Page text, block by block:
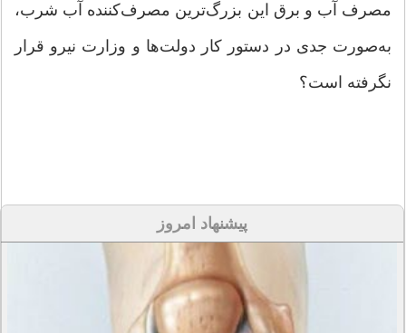
مصرف آب و برق این بزرگ‌ترین مصرف‌کننده آب شرب،
به‌صورت جدی در دستور کار دولت‌ها و وزارت نیرو قرار
نگرفته است؟
پیشنهاد امروز